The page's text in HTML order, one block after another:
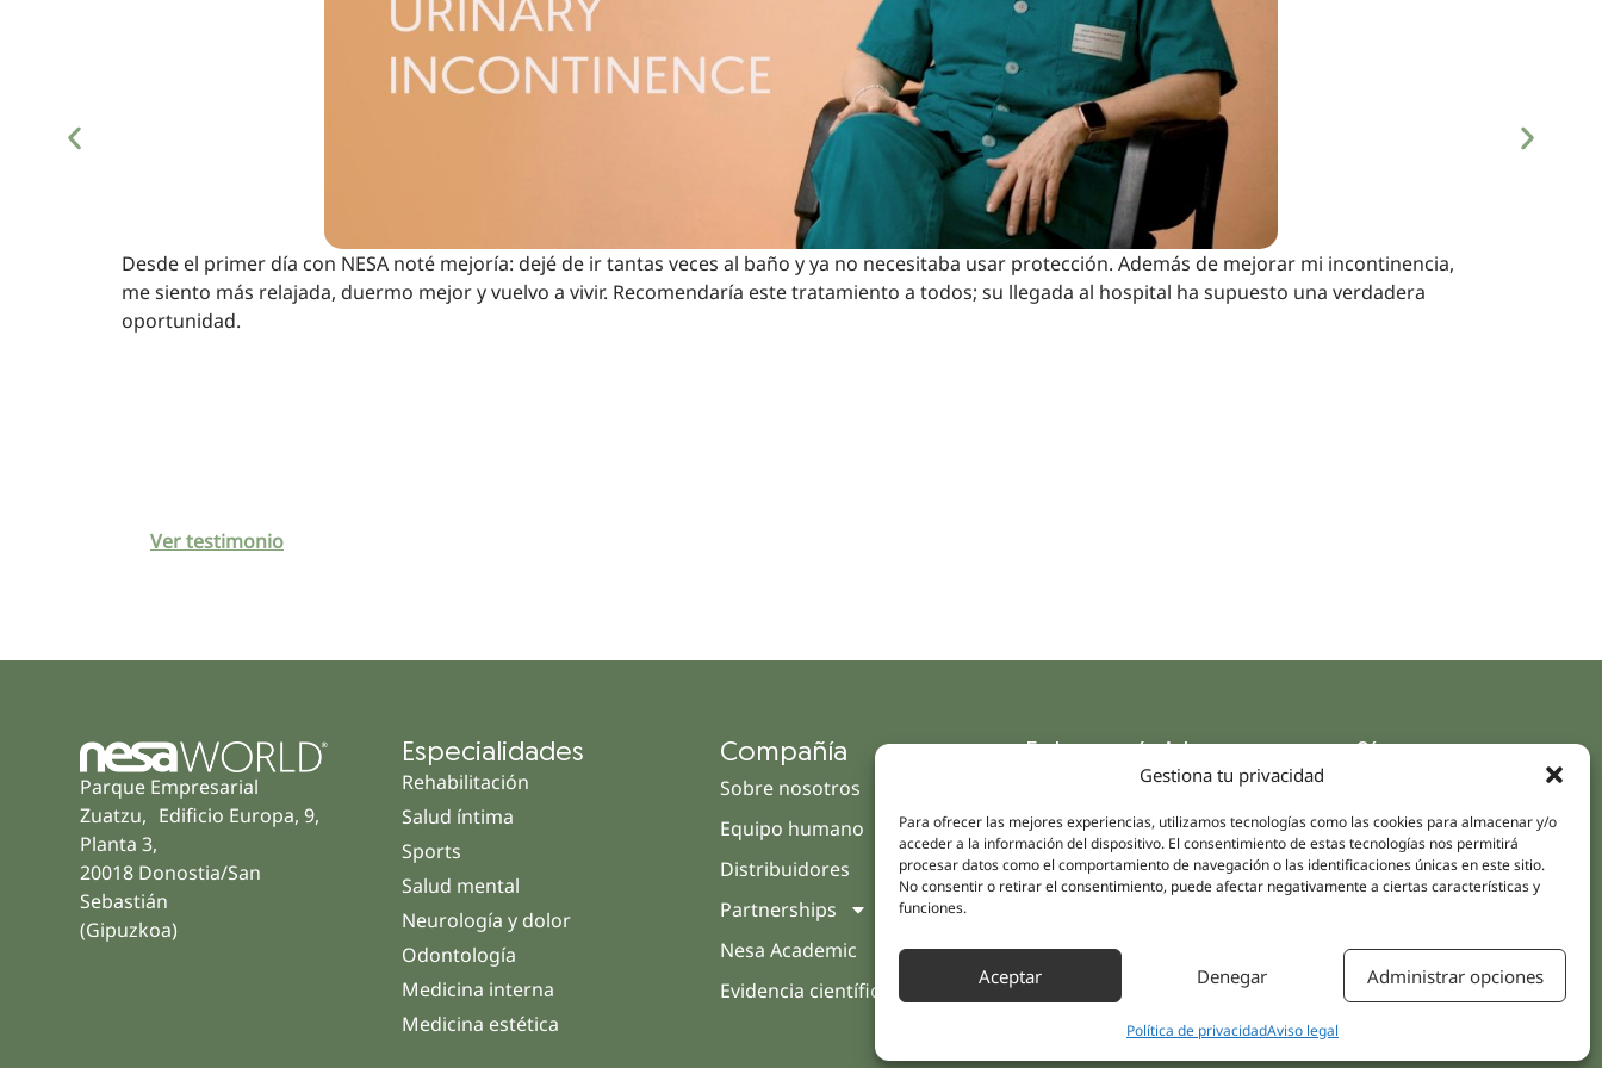
Gestiona tu privacidad
Para ofrecer las mejores experiencias, utilizamos tecnologías como las cookies para almacenar y/o
acceder a la información del dispositivo. El consentimiento de estas tecnologías nos permitirá
procesar datos como el comportamiento de navegación o las identificaciones únicas en este sitio.
No consentir o retirar el consentimiento, puede afectar negativamente a ciertas características y
funciones.
Aceptar Denegar Administrar opciones
Política de privacidadAviso legal
Desde el primer día con NESA noté mejoría: dejé de ir tantas veces al baño y ya no necesitaba usar protección. Además de mejorar mi incontinencia,
me siento más relajada, duermo mejor y vuelvo a vivir. Recomendaría este tratamiento a todos; su llegada al hospital ha supuesto una verdadera
oportunidad.
Ver testimonio
Parque Empresarial
Zuatzu, Edificio Europa, 9,
Planta 3,
20018 Donostia/San
Sebastián
(Gipuzkoa)
Especialidades
Rehabilitación
Salud íntima
Sports
Salud mental
Neurología y dolor
Odontología
Medicina interna
Medicina estética
Compañía
Sobre nosotros
Equipo humano
Distribuidores
Partnerships
Nesa Academic
Evidencia científica
Tienda online
Clínicas
Opiniones
Contáctanos
LinkedIn
Youtube
Facebook